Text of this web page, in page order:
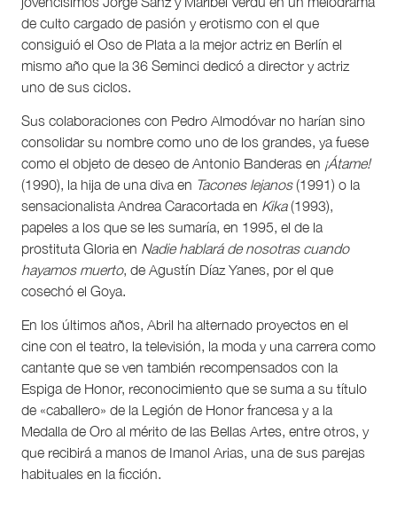
de culto cargado de pasión y erotismo con el que
consiguió el Oso de Plata a la mejor actriz en Berlín el
mismo año que la 36 Seminci dedicó a director y actriz
uno de sus ciclos.
Sus colaboraciones con Pedro Almodóvar no harían sino
consolidar su nombre como uno de los grandes, ya fuese
como el objeto de deseo de Antonio Banderas en ¡Átame!
(1990), la hija de una diva en Tacones lejanos(1991) o la
sensacionalista Andrea Caracortada en Kika(1993),
papeles a los que se les sumaría, en 1995, el de la
prostituta Gloria en Nadie hablará de nosotras cuando
hayamos muerto, de Agustín Díaz Yanes, por el que
cosechó el Goya.
En los últimos años, Abril ha alternado proyectos en el
cine con el teatro, la televisión, la moda y una carrera como
cantante que se ven también recompensados con la
Espiga de Honor, reconocimiento que se suma a su título
de «caballero» de la Legión de Honor francesa y a la
Medalla de Oro al mérito de las Bellas Artes, entre otros, y
que recibirá a manos de Imanol Arias, una de sus parejas
habituales en la ficción.